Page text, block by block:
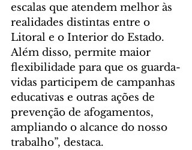
escalas que atendem melhor às
realidades distintas entre o
Litoral e o Interior do Estado.
Além disso, permite maior
flexibilidade para que os guarda-
vidas participem de campanhas
educativas e outras ações de
prevenção de afogamentos,
ampliando o alcance do nosso
trabalho”, destaca.